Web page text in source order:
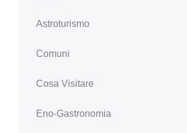
Astroturismo
Comuni
Cosa Visitare
Eno-Gastronomia